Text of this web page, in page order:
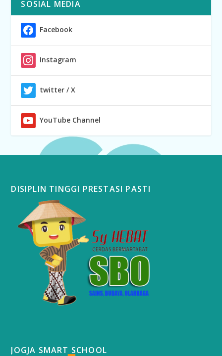
SOSIAL MEDIA
Facebook
Instagram
twitter / X
YouTube Channel
DISIPLIN TINGGI PRESTASI PASTI
JOGJA SMART SCHOOL